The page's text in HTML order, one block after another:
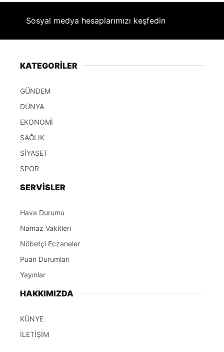
Sosyal medya hesaplarımızı keşfedin
KATEGORİLER
GÜNDEM
DÜNYA
EKONOMİ
SAĞLIK
SİYASET
SPOR
SERVİSLER
Hava Durumu
Namaz Vakitleri
Nöbetçi Eczaneler
Puan Durumları
Yayınlar
HAKKIMIZDA
KÜNYE
İLETİŞİM